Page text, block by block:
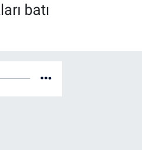
batı